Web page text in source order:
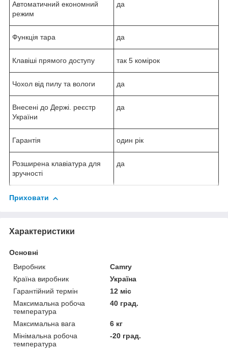
Автоматичний економний
режим
да
Функція тара да
Клавіші прямого доступу так 5 комірок
Чохол від пилу та вологи да
Внесені до Держі. реєстр
України
да
Гарантія один рік
Розширена клавіатура для
зручності
да
Приховати
Характеристики
Основні
Виробник
Camry
Країна виробник
Україна
Гарантійний термін
12 міс
Максимальна робоча
температура
40 град.
Максимальна вага
6 кг
Мінімальна робоча
температура
-20 град.